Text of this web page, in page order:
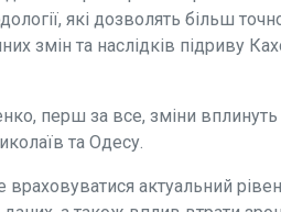
які дозволять більш
змін та наслідків підриву
перш за все, зміни вплинуть
та Одесу.
враховуватися актуальний